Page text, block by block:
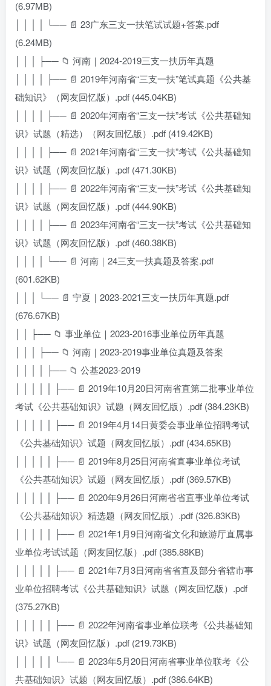
(6.97MB)
│ │ │ │ └── 📄 23广东三支一扶笔试试题+答案.pdf
(6.24MB)
│ │ │ ├── 📁 河南｜2024-2019三支一扶历年真题
│ │ │ │ ├── 📄 2019年河南省“三支一扶”笔试真题《公共基
础知识》（网友回忆版）.pdf (445.04KB)
│ │ │ │ ├── 📄 2020年河南省“三支一扶”考试《公共基础知
识》试题（精选）（网友回忆版）.pdf (419.42KB)
│ │ │ │ ├── 📄 2021年河南省“三支一扶”考试《公共基础知
识》试题（网友回忆版）.pdf (471.30KB)
│ │ │ │ ├── 📄 2022年河南省“三支一扶”考试《公共基础知
识》试题（网友回忆版）.pdf (444.90KB)
│ │ │ │ ├── 📄 2023年河南省“三支一扶”考试《公共基础知
识》试题（网友回忆版）.pdf (460.38KB)
│ │ │ │ └── 📄 河南｜24三支一扶真题及答案.pdf
(601.62KB)
│ │ │ └── 📄 宁夏｜2023-2021三支一扶历年真题.pdf
(676.67KB)
│ │ ├── 📁 事业单位｜2023-2016事业单位历年真题
│ │ │ ├── 📁 河南｜2023-2019事业单位真题及答案
│ │ │ │ ├── 📁 公基2023-2019
│ │ │ │ │ ├── 📄 2019年10月20日河南省直第二批事业单位
考试《公共基础知识》试题（网友回忆版）.pdf (384.23KB)
│ │ │ │ │ ├── 📄 2019年4月14日黄委会事业单位招聘考试
《公共基础知识》试题（网友回忆版）.pdf (434.65KB)
│ │ │ │ │ ├── 📄 2019年8月25日河南省直事业单位考试
《公共基础知识》试题（网友回忆版）.pdf (369.57KB)
│ │ │ │ │ ├── 📄 2020年9月26日河南省省直事业单位考试
《公共基础知识》精选题（网友回忆版）.pdf (326.83KB)
│ │ │ │ │ ├── 📄 2021年1月9日河南省文化和旅游厅直属事
业单位考试试题（网友回忆版）.pdf (385.88KB)
│ │ │ │ │ ├── 📄 2021年7月3日河南省省直及部分省辖市事
业单位招聘考试《公共基础知识》试题（网友回忆版）.pdf
(375.27KB)
│ │ │ │ │ ├── 📄 2022年河南省事业单位联考《公共基础知
识》试题（网友回忆版）.pdf (219.73KB)
│ │ │ │ │ └── 📄 2023年5月20日河南省事业单位联考《公
共基础知识》试题（网友回忆版）.pdf (386.64KB)